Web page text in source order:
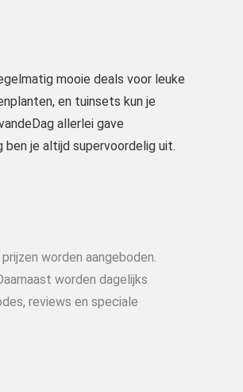
mooie deals voor leuke
en tuinsets kun je
allerlei gave
je altijd supervoordelig uit.
worden aangeboden.
worden dagelijks
reviews en speciale